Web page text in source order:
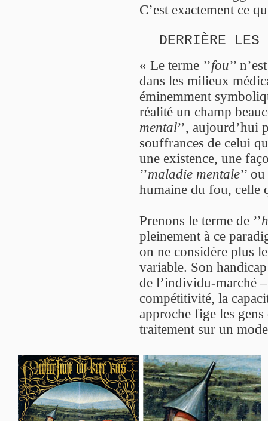
C’est exactement ce
DERRIÈRE LES
« Le terme ’’fou’’
dans les milieux
éminemment
réalité un champ
mental’’, aujourd’hui
souffrances de celui
une existence, une
’’maladie mentale’’
humaine du fou, celle
Prenons le terme de ’’
pleinement à ce
on ne considère plus
variable. Son
de l’individu-marché
compétitivité, la
approche fige les
traitement sur un